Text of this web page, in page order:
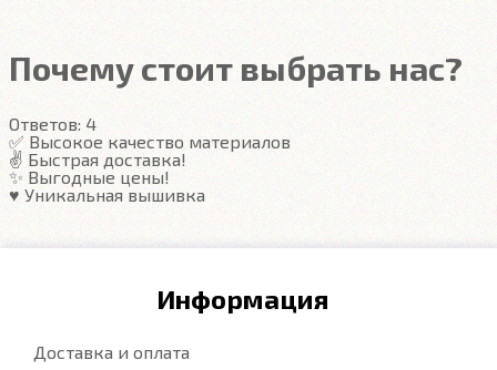
Гарантия
Подробнее
Почему стоит выбрать нас?
Ответов: 4
✅ Высокое качество материалов
✌️ Быстрая доставка!
✨ Выгодные цены!
♥️ Уникальная вышивка
Информация
Доставка и оплата